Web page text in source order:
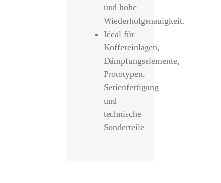
und hohe
Wiederholgenauigkeit.
Ideal für
Koffereinlagen,
Dämpfungselemente,
Prototypen,
Serienfertigung
und
technische
Sonderteile